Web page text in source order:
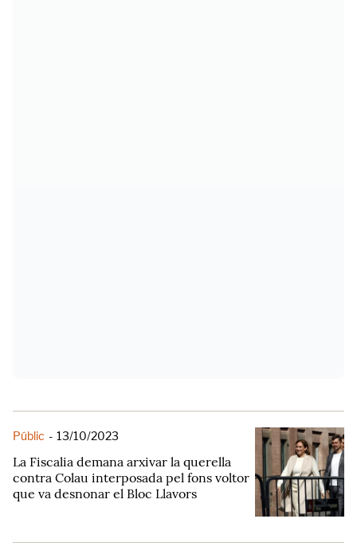
Públic - 13/10/2023
La Fiscalia demana arxivar la querella
contra Colau interposada pel fons voltor
que va desnonar el Bloc Llavors